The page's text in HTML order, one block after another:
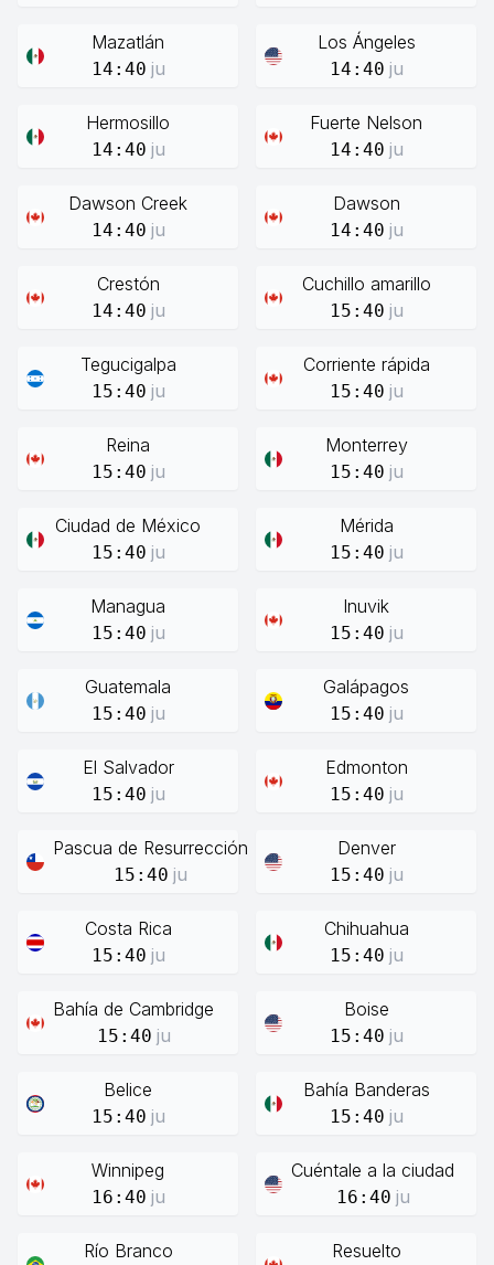
Mazatlán
14:40 ju
Los Ángeles
14:40 ju
Hermosillo
14:40 ju
Fuerte Nelson
14:40 ju
Dawson Creek
14:40 ju
Dawson
14:40 ju
Crestón
14:40 ju
Cuchillo amarillo
15:40 ju
Tegucigalpa
15:40 ju
Corriente rápida
15:40 ju
Reina
15:40 ju
Monterrey
15:40 ju
Ciudad de México
15:40 ju
Mérida
15:40 ju
Managua
15:40 ju
Inuvik
15:40 ju
Guatemala
15:40 ju
Galápagos
15:40 ju
El Salvador
15:40 ju
Edmonton
15:40 ju
Pascua de Resurrección
15:40 ju
Denver
15:40 ju
Costa Rica
15:40 ju
Chihuahua
15:40 ju
Bahía de Cambridge
15:40 ju
Boise
15:40 ju
Belice
15:40 ju
Bahía Banderas
15:40 ju
Winnipeg
16:40 ju
Cuéntale a la ciudad
16:40 ju
Río Branco Resuelto